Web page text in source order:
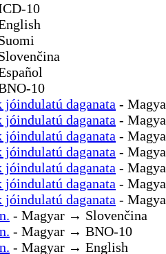
10
10
jóindulatú daganata -
jóindulatú daganata -
jóindulatú daganata -
jóindulatú daganata -
jóindulatú daganata -
jóindulatú daganata -
jóindulatú daganata -
- Magyar → Slovenčina
- Magyar → BNO-10
- Magyar → English